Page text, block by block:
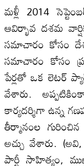
మళ్లీ 2014
ఆవిర్భావ దశమ
సమాచారం కోసం
సమాచారం కోసం
పేర్లతో ఒక లెటర్‌
వేశారు.
కార్యదర్శిగా ఉన్న
తీర్మానంల గురించిన
అచ్చు వేశారు.
పార్టీ సాహిత్యం,